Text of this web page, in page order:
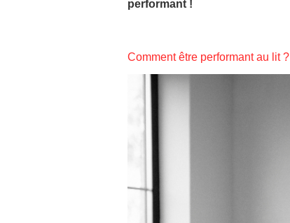
performant !
Comment être performant au lit ?